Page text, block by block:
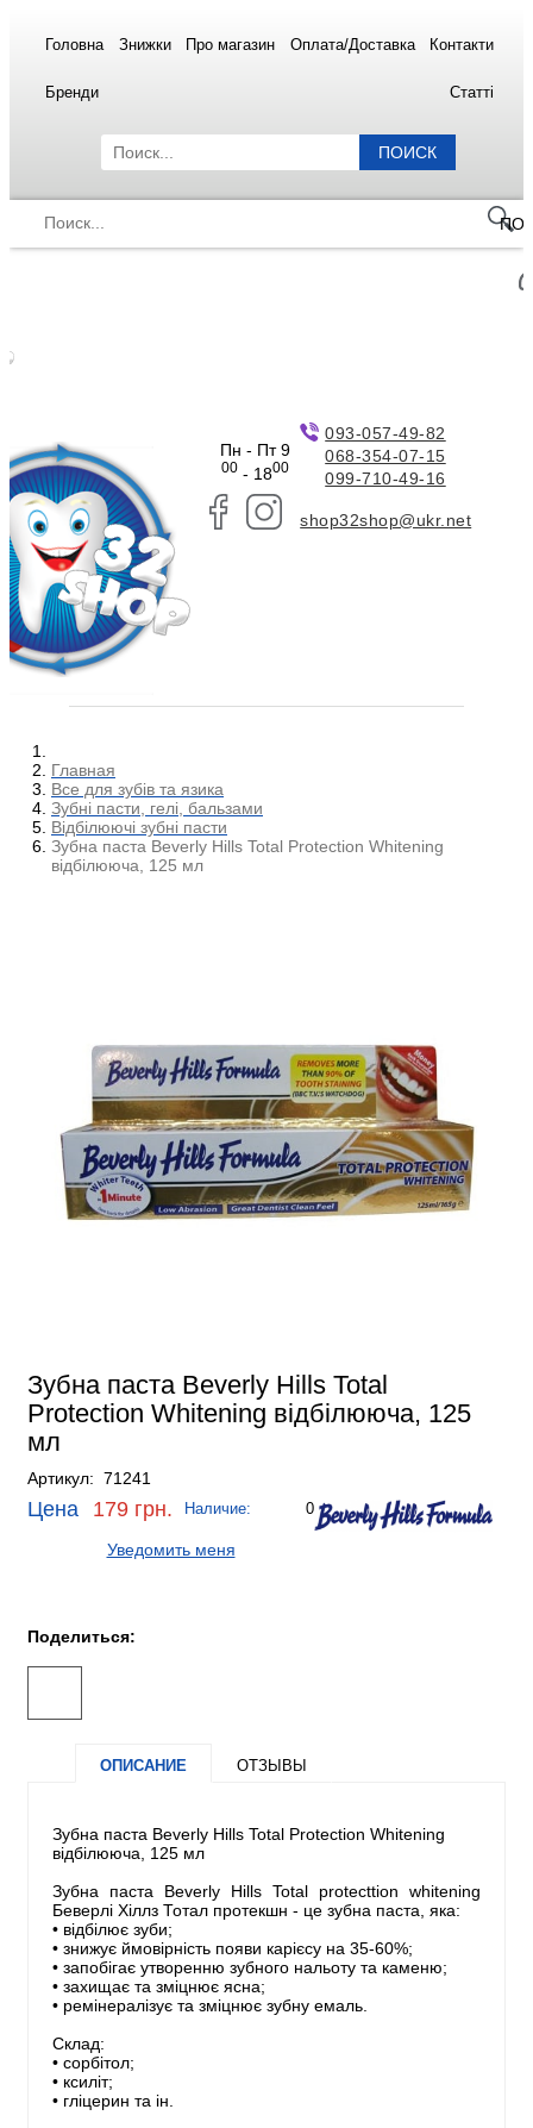
Головна Знижки Про магазин Оплата/Доставка Контакти
Бренди Статті
ПОИСК
Пн - Пт 9
00- 1800
093-057-49-82
068-354-07-15
099-710-49-16
shop32shop@ukr.net
Главная
Все для зубів та язика
Зубні пасти, гелі, бальзами
Відбілюючі зубні пасти
Зубна паста Beverly Hills Total Protection Whitening
відбілююча, 125 мл
Зубна паста Beverly Hills Total
Protection Whitening відбілююча, 125
мл
Артикул: 71241
Цена 179 грн. Наличие: 0
Уведомить меня
Поделиться:
ОПИСАНИЕ ОТЗЫВЫ
Зубна паста Beverly Hills Total Protection Whitening
відбілююча, 125 мл
Зубна паста Beverly Hills Total protecttion whitening
Беверлі Хіллз Тотал протекшн - це зубна паста, яка:
• відбілює зуби;
• знижує ймовірність появи карієсу на 35-60%;
• запобігає утворенню зубного нальоту та каменю;
• захищає та зміцнює ясна;
• ремінералізує та зміцнює зубну емаль.
Склад:
• сорбітол;
• ксиліт;
• гліцерин та ін.